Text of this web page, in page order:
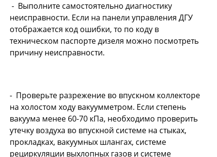
- Выполните самостоятельно диагностику
неисправности. Если на панели управления ДГУ
отображается код ошибки, то по коду в
техническом паспорте дизеля можно посмотреть
причину неисправности.
- Проверьте разрежение во впускном коллекторе
на холостом ходу вакуумметром. Если степень
вакуума менее 60-70 кПа, необходимо проверить
утечку воздуха во впускной системе на стыках,
прокладках, вакуумных шлангах, системе
рециркуляции выхлопных газов и системе